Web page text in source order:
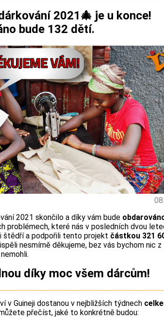
2021🎄 je u konce!
bude 132 dětí.
2021 skončilo a díky vám bude
problémech, které nás v posledních dvou
štědří a podpořili tento projekt částkou 321
nesmírně děkujeme, bez vás bychom nic
díky moc všem dárcům!
v Guineji dostanou v nejbližších týdnech
přečíst, jaké to konkrétně budou: